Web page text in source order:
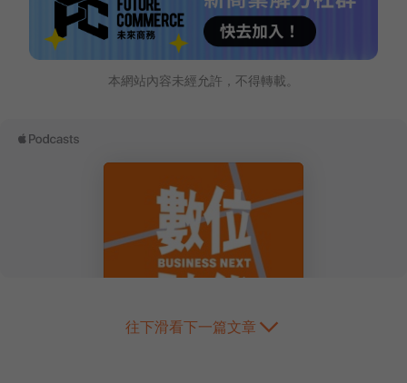
本網站內容未經允許，不得轉載。
往下滑看下一篇文章